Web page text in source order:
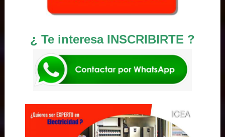
¿ Te interesa INSCRIBIRTE ?